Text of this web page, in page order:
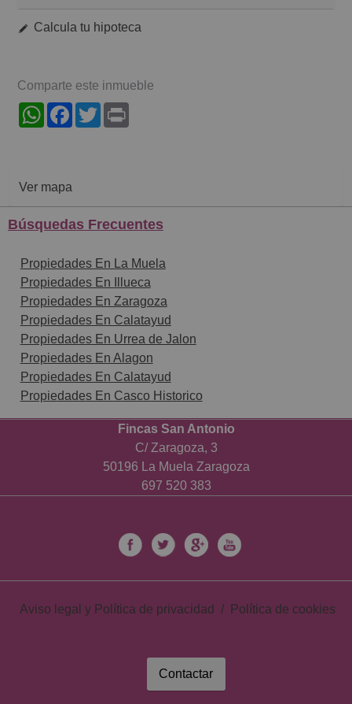
Contactar
Calcula tu hipoteca
Comparte este inmueble
WhatsAppFacebook
Twitter
Ver mapa
Búsquedas Frecuentes
Propiedades En La Muela
Propiedades En Illueca
Propiedades En Zaragoza
Propiedades En Calatayud
Propiedades En Urrea de Jalon
Propiedades En Alagon
Propiedades En Calatayud
Propiedades En Casco Historico
Fincas San Antonio
C/ Zaragoza, 3
50196 La Muela Zaragoza
697 520 383
Aviso legal y Política de privacidad / Política de cookies